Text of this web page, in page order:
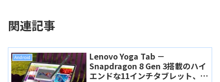
関連記事
Android
Lenovo Yoga Tab －
Snapdragon 8 Gen 3搭載のハイ
エンドな11インチタブレット、AI